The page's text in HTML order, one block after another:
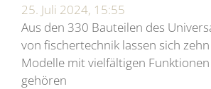
25. Juli 2024, 15:55
Aus den 330 Bauteilen des
von fischertechnik lassen sich
Modelle mit vielfältigen
gehören